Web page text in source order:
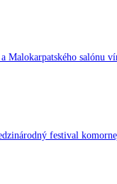
Malokarpatského salónu
festival